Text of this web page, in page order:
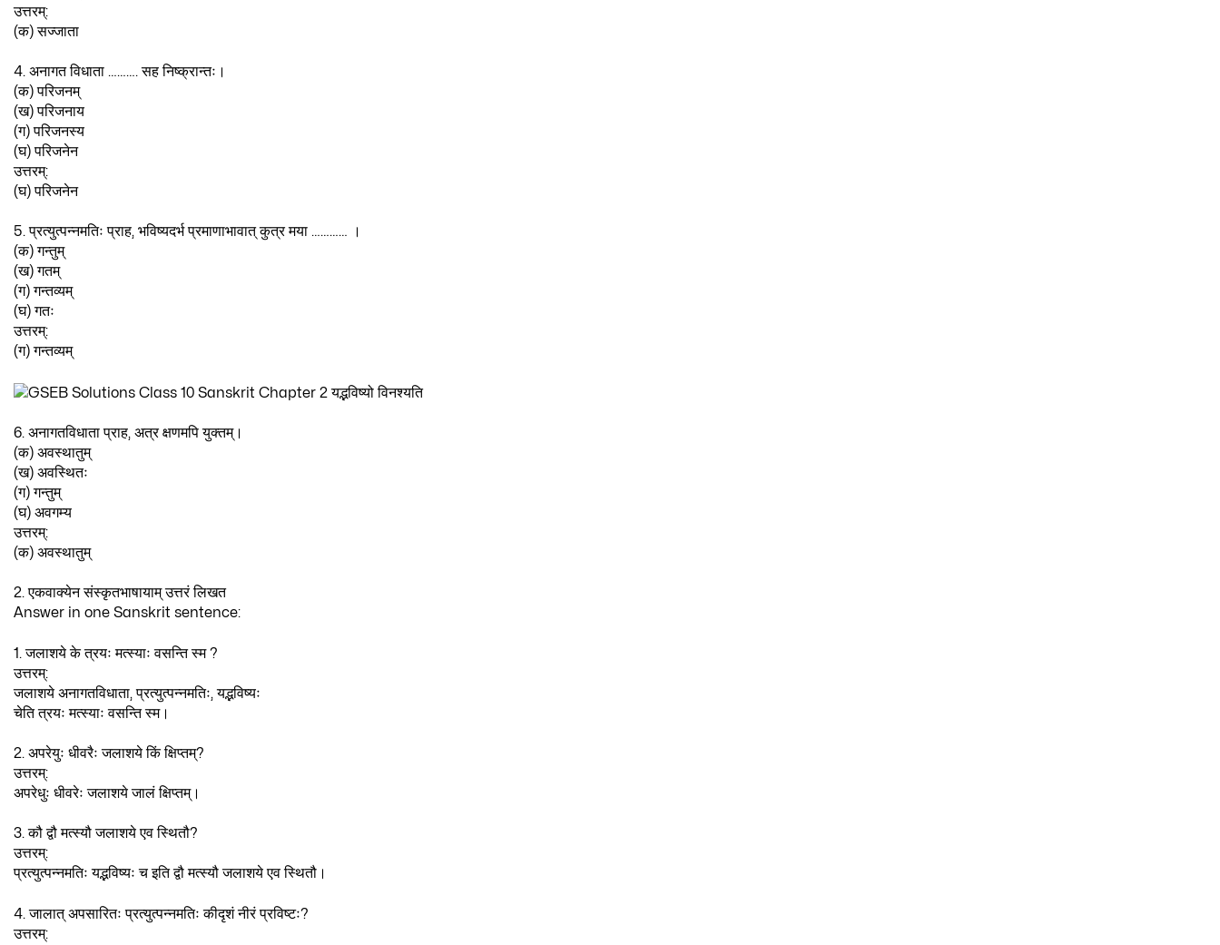
उत्तरम्:
(क) सज्जाता
4. अनागत विधाता ………. सह निष्क्रान्तः।
(क) परिजनम्
(ख) परिजनाय
(ग) परिजनस्य
(घ) परिजनेन
उत्तरम्:
(घ) परिजनेन
5. प्रत्युत्पन्नमतिः प्राह, भविष्यदर्भ प्रमाणाभावात् कुत्र मया ………… ।
(क) गन्तुम्
(ख) गतम्
(ग) गन्तव्यम्
(घ) गतः
उत्तरम्:
(ग) गन्तव्यम्
6. अनागतविधाता प्राह, अत्र क्षणमपि युक्तम्।
(क) अवस्थातुम्
(ख) अवस्थितः
(ग) गन्तुम्
(घ) अवगम्य
उत्तरम्:
(क) अवस्थातुम्
2. एकवाक्येन संस्कृतभाषायाम् उत्तरं लिखत
Answer in one Sanskrit sentence:
1. जलाशये के त्रयः मत्स्याः वसन्ति स्म ?
उत्तरम्:
जलाशये अनागतविधाता, प्रत्युत्पन्नमतिः, यद्भविष्यः
चेति त्रयः मत्स्याः वसन्ति स्म।
2. अपरेयुः धीवरैः जलाशये किं क्षिप्तम्?
उत्तरम्:
अपरेधुः धीवरेः जलाशये जालं क्षिप्तम्।
3. कौ द्वौ मत्स्यौ जलाशये एव स्थितौ?
उत्तरम्:
प्रत्युत्पन्नमतिः यद्भविष्यः च इति द्वौ मत्स्यौ जलाशये एव स्थितौ।
4. जालात् अपसारितः प्रत्युत्पन्नमतिः कीदृशं नीरं प्रविष्टः?
उत्तरम्: